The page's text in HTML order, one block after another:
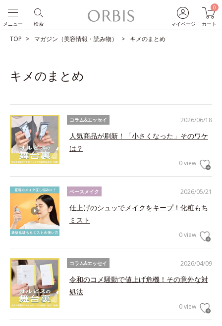
マイページ
0
カート
検索
メニュー
TOP マガジン（美容情報・読み物） キメのまとめ
キメのまとめ
2026/06/18
コラム&エッセイ
人気商品が刷新！「小さくなった」そのワケ
は？
0 view
2026/05/21
ベースメイク
仕上げのシュッでメイクをキープ！化粧もち
ミスト
0 view
2026/04/09
コラム&エッセイ
令和のコメ騒動で値上げ危機！その意外な対
処法
0 view